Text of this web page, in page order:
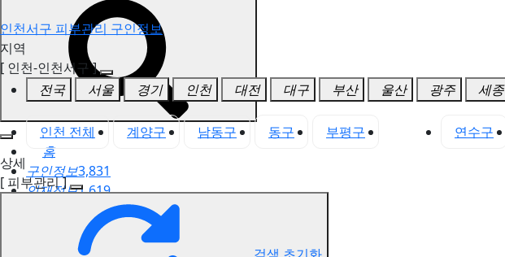
홈
구인정보3,831
인재정보1,619
고객센터
전국업체정보
마사지가이드
인천서구 피부관리 구인정보
지역
[ 인천-인천서구 ]
전국
서울 경기 인천 대전 대구 부산 울산 광주 세종
인천 전체 계양구 남동구 동구 부평구 연수구
상세
[ 피부관리 ]